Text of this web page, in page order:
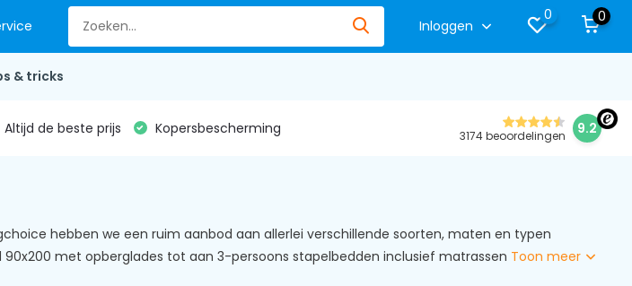
Inloggen
0 0
& tricks
Altijd de beste prijs Kopersbescherming 3174 beoordelingen 9.2
hebben we een ruim aanbod aan allerlei verschillende soorten, maten en typen
met opberglades tot aan 3-persoons stapelbedden inclusief matrassen Toon meer